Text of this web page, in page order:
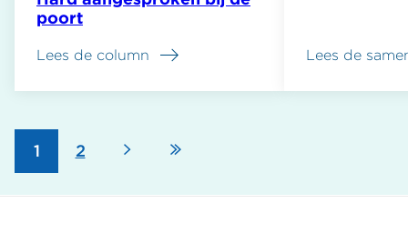
poort
Lees de column Lees de
over
instelling
Paginering
Pagina
1 Pagina
2 Volgende
paginapagina